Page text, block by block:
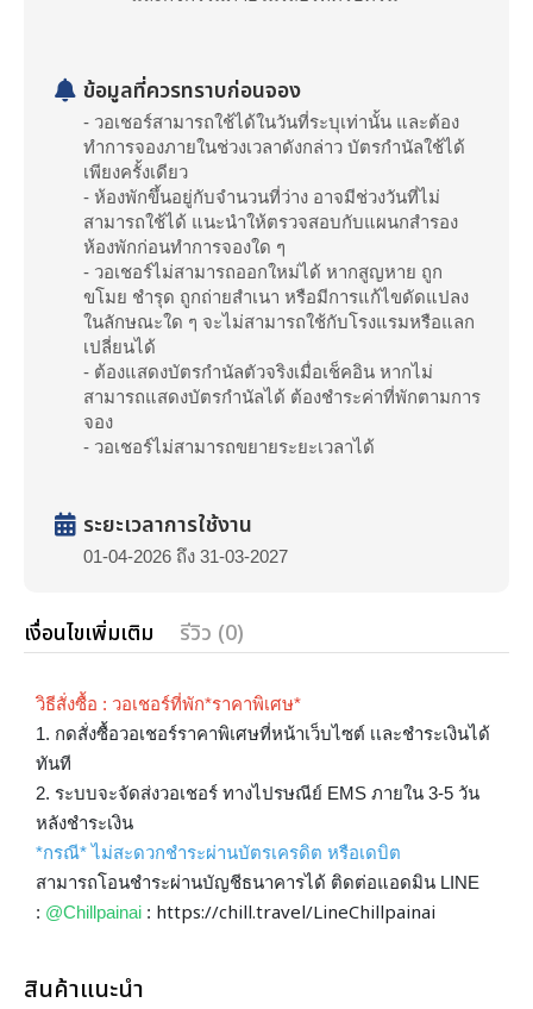
ข้อมูลที่ควรทราบก่อนจอง
- วอเชอร์สามารถใช้ได้ในวันที่ระบุเท่านั้น และต้อง
ทำการจองภายในช่วงเวลาดังกล่าว บัตรกำนัลใช้ได้
เพียงครั้งเดียว
- ห้องพักขึ้นอยู่กับจำนวนที่ว่าง อาจมีช่วงวันที่ไม่
สามารถใช้ได้ แนะนำให้ตรวจสอบกับแผนกสำรอง
ห้องพักก่อนทำการจองใด ๆ
- วอเชอร์ไม่สามารถออกใหม่ได้ หากสูญหาย ถูก
ขโมย ชำรุด ถูกถ่ายสำเนา หรือมีการแก้ไขดัดแปลง
ในลักษณะใด ๆ จะไม่สามารถใช้กับโรงแรมหรือแลก
เปลี่ยนได้
- ต้องแสดงบัตรกำนัลตัวจริงเมื่อเช็คอิน หากไม่
สามารถแสดงบัตรกำนัลได้ ต้องชำระค่าที่พักตามการ
จอง
- วอเชอร์ไม่สามารถขยายระยะเวลาได้
ระยะเวลาการใช้งาน
01-04-2026 ถึง 31-03-2027
เงื่อนไขเพิ่มเติม รีวิว (0)
วิธีสั่งซื้อ : วอเชอร์ที่พัก*ราคาพิเศษ*
1. กดสั่งซื้อวอเชอร์ราคาพิเศษที่หน้าเว็บไซต์ เเละชำระเงินได้
ทันที
2. ระบบจะจัดส่งวอเชอร์ ทางไปรษณีย์ EMS ภายใน 3-5 วัน
หลังชำระเงิน
*กรณี* ไม่สะดวกชำระผ่านบัตรเครดิต หรือเดบิต
สามารถโอนชำระผ่านบัญชีธนาคารได้ ติดต่อแอดมิน LINE
: @Chillpainai : https://chill.travel/LineChillpainai
สินค้าแนะนำ